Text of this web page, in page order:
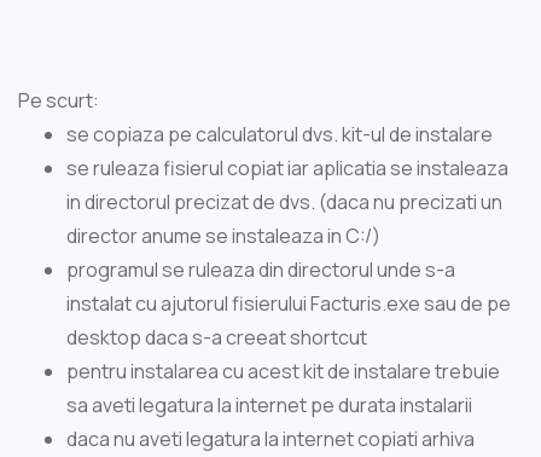
Pe scurt:
se copiaza pe calculatorul dvs. kit-ul de instalare
se ruleaza fisierul copiat iar aplicatia se instaleaza
in directorul precizat de dvs. (daca nu precizati un
director anume se instaleaza in C:/)
programul se ruleaza din directorul unde s-a
instalat cu ajutorul fisierului Facturis.exe sau de pe
desktop daca s-a creeat shortcut
pentru instalarea cu acest kit de instalare trebuie
sa aveti legatura la internet pe durata instalarii
daca nu aveti legatura la internet copiati arhiva